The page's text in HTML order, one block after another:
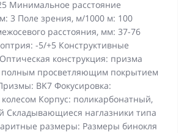
Минимальное расстояние
3 Поле зрения, м/1000 м: 100
расстояния, мм: 37-76
-5/+5 Конструктивные
конструкция: призма
полным просветляющим покрытием
BK7 Фокусировка:
Корпус: поликарбонатный,
Складывающиеся наглазники типа
размеры: Размеры бинокля